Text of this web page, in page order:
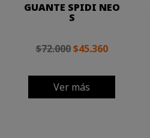
GUANTE SPIDI NEO
S
$72.000 $45.360
Ver más